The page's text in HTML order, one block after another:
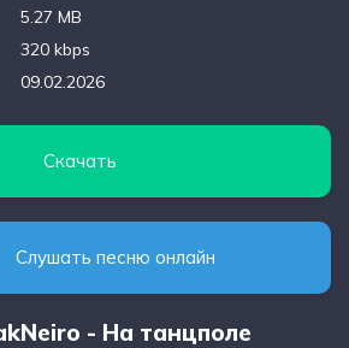
5.27 MB
320 kbps
09.02.2026
Скачать
Слушать песню онлайн
- На танцполе